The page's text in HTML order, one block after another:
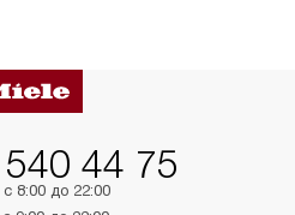
44 75
с 8:00 до 22:00